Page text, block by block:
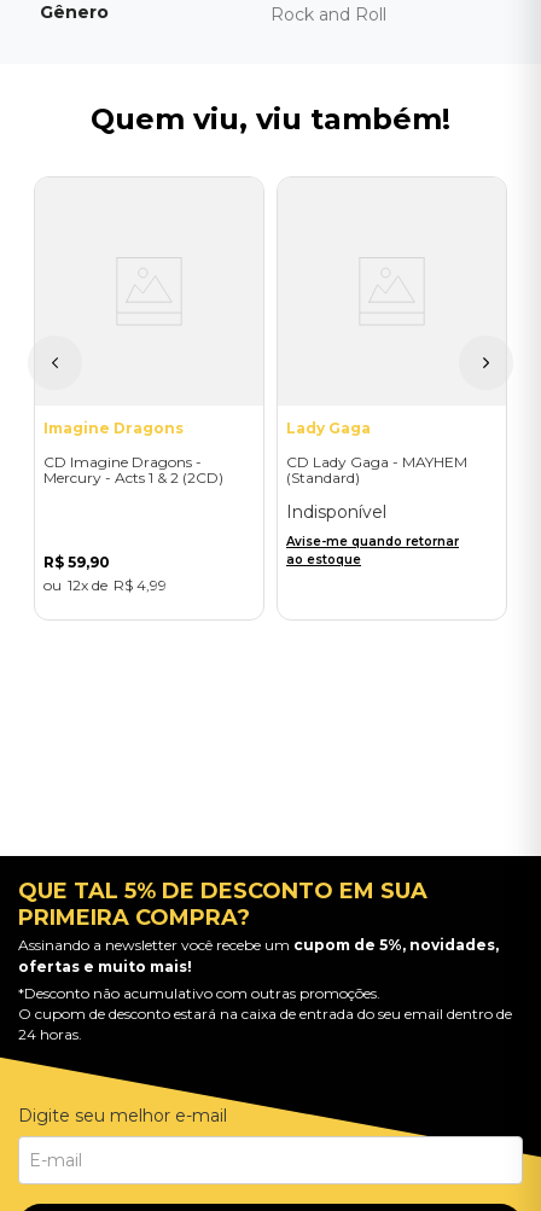
Gênero Rock and Roll
Quem viu, viu também!
Imagine Dragons
CD Imagine Dragons -
Mercury - Acts 1 & 2 (2CD)
R$ 59,90
12
R$ 4 99
Lady Gaga
CD Lady Gaga - MAYHEM
(Standard)
Indisponível
Avise-me quando retornar
ao estoque
QUE TAL 5% DE DESCONTO EM SUA
PRIMEIRA COMPRA?
Assinando a newsletter você recebe um cupom de 5%, novidades,
ofertas e muito mais!
*Desconto não acumulativo com outras promoções.
O cupom de desconto estará na caixa de entrada do seu email dentro de
24 horas.
Digite seu melhor e-mail